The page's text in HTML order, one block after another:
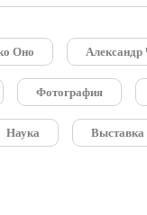
Оно Александр
Фотография
Наука Выставка